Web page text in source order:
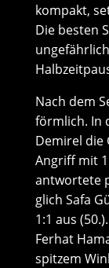
kompakt,
Die besten
Nach dem
förmlich. In
Demirel die
Angriff mit
antwortete
glich Safa
1:1 aus
Ferhat
spitzem